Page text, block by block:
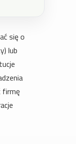
się o
lub
firmę